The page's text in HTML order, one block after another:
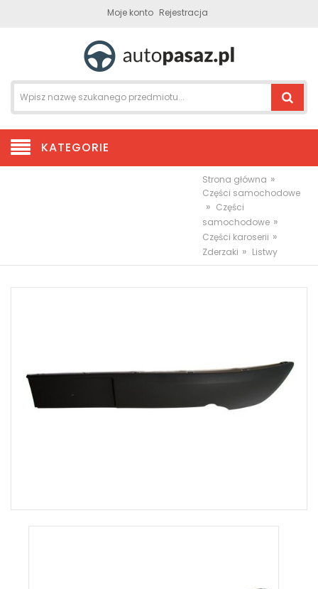
Moje konto Rejestracja
KATEGORIE
Strona główna »
Części samochodowe
» Części
samochodowe »
Części karoserii »
Zderzaki » Listwy